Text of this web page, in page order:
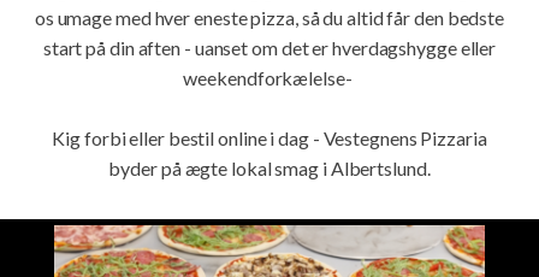
os umage med hver eneste pizza, så du altid får den bedste
start på din aften - uanset om det er hverdagshygge eller
weekendforkælelse-
Kig forbi eller bestil online i dag - Vestegnens Pizzaria
byder på ægte lokal smag i Albertslund.